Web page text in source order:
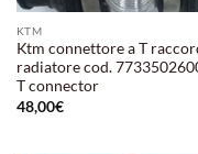
KTM
Ktm connettore a T
radiatore cod.
T connector
48,00€